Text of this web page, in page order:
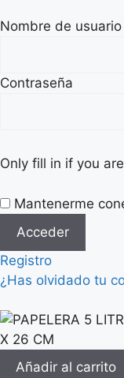
Nombre de
Contraseña
Only fill in if you
Mantenerme
Registro
¿Has olvidado tu
Añadir al carrito